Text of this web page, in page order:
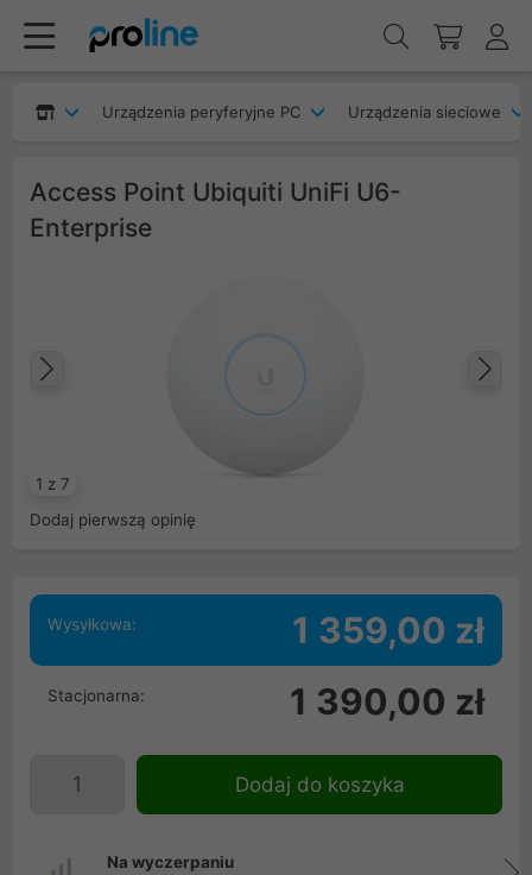
Urządzenia peryferyjne PC Urządzenia sieciowe
Access Point Ubiquiti UniFi U6-
Enterprise
1 z 7
Dodaj pierwszą opinię
Wysyłkowa: 1 359,00 zł
Stacjonarna: 1 390,00 zł
Dodaj do koszyka
Na wyczerpaniu